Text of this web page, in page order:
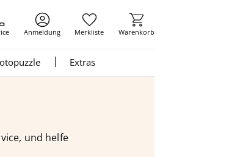
Anmeldung Merkliste Warenkorb
Extras
und helfe